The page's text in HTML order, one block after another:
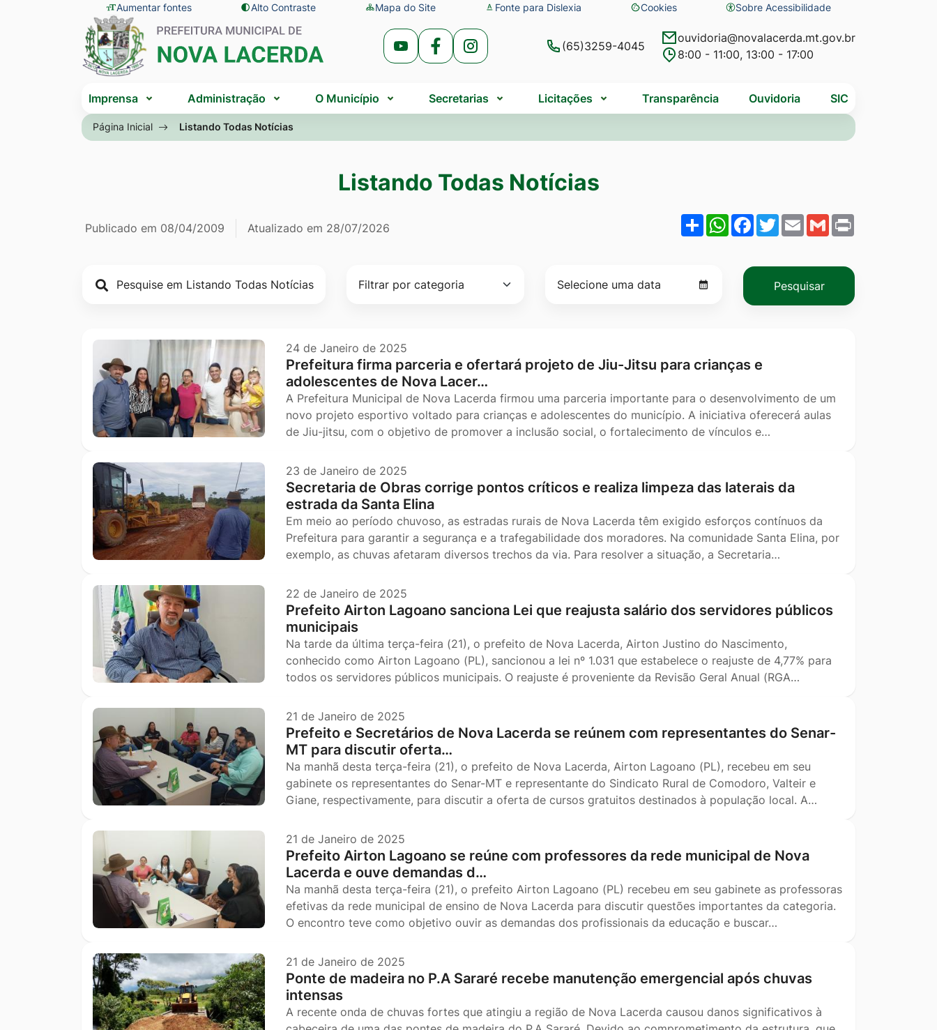
Seção
de
atalhos
e
links
de
acessibilidade
para
o
conteúdo
[alt+1]
Ir
para
busca
para
rodapé
[alt+4]
Aumentar fontes Alto Contraste Mapa do Site Fonte para Dislexia Cookies
Abrir
preferências
de
Sobre Acessibilidade
Seção
do
menu
Acessar
Rede
Social
Youtube
Acessar
Rede
Social
Facebook
Acessar
Rede
Social
Instagram
(65)3259-4045
ouvidoria@novalacerda.mt.gov.br
8:00 - 11:00, 13:00 - 17:00
menu
Imprensa Administração O Município Secretarias Licitações Transparência Ouvidoria SIC
Página Inicial Listando Todas Notícias
Listando Todas Notícias
Página Listando Todas Notícias
Informações
de
publicação
Publicado em 08/04/2009 Atualizado em 28/07/2026 ShareWhatsApp
Facebook
Twitter
EmailGmail
Pesquisar
24 de Janeiro de 2025
Prefeitura firma parceria e ofertará projeto de Jiu-Jitsu para crianças e
adolescentes de Nova Lacer…
A Prefeitura Municipal de Nova Lacerda firmou uma parceria importante para o desenvolvimento de um
novo projeto esportivo voltado para crianças e adolescentes do município. A iniciativa oferecerá aulas
de Jiu-jitsu, com o objetivo de promover a inclusão social, o fortalecimento de vínculos e…
23 de Janeiro de 2025
Secretaria de Obras corrige pontos críticos e realiza limpeza das laterais da
estrada da Santa Elina
Em meio ao período chuvoso, as estradas rurais de Nova Lacerda têm exigido esforços contínuos da
Prefeitura para garantir a segurança e a trafegabilidade dos moradores. Na comunidade Santa Elina, por
exemplo, as chuvas afetaram diversos trechos da via. Para resolver a situação, a Secretaria…
22 de Janeiro de 2025
Prefeito Airton Lagoano sanciona Lei que reajusta salário dos servidores públicos
municipais
Na tarde da última terça-feira (21), o prefeito de Nova Lacerda, Airton Justino do Nascimento,
conhecido como Airton Lagoano (PL), sancionou a lei nº 1.031 que estabelece o reajuste de 4,77% para
todos os servidores públicos municipais. O reajuste é proveniente da Revisão Geral Anual (RGA…
21 de Janeiro de 2025
Prefeito e Secretários de Nova Lacerda se reúnem com representantes do Senar-
MT para discutir oferta…
Na manhã desta terça-feira (21), o prefeito de Nova Lacerda, Airton Lagoano (PL), recebeu em seu
gabinete os representantes do Senar-MT e representante do Sindicato Rural de Comodoro, Valteir e
Giane, respectivamente, para discutir a oferta de cursos gratuitos destinados à população local. A…
21 de Janeiro de 2025
Prefeito Airton Lagoano se reúne com professores da rede municipal de Nova
Lacerda e ouve demandas d…
Na manhã desta terça-feira (21), o prefeito Airton Lagoano (PL) recebeu em seu gabinete as professoras
efetivas da rede municipal de ensino de Nova Lacerda para discutir questões importantes da categoria.
O encontro teve como objetivo ouvir as demandas dos profissionais da educação e buscar…
21 de Janeiro de 2025
Ponte de madeira no P.A Sararé recebe manutenção emergencial após chuvas
intensas
A recente onda de chuvas fortes que atingiu a região de Nova Lacerda causou danos significativos à